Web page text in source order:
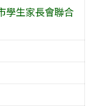
學生家長會聯合